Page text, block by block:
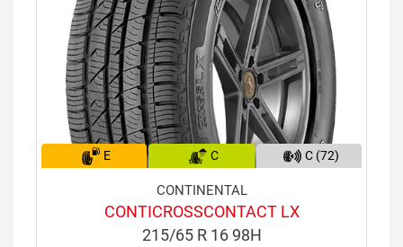
E C C (72)
CONTINENTAL
CONTICROSSCONTACT LX
215/65 R 16 98H